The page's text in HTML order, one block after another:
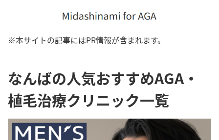
※本サイトの記事にはPR情報が含まれます。
なんばの人気おすすめAGA・
植毛治療クリニック一覧